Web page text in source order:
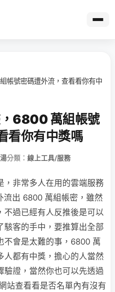
帳號密碼遭外流，查看看你有中
6800 萬組帳號
看你有中獎嗎
分類： 線上工具/服務
，非常多人在用的雲端服務
出 6800 萬組帳密，雖然
不過已經有人反推後是可以
駭客的手中，要推算出全部
不會是太難的事，6800 萬
人都有中獎，擔心的人當然
驗證，當然你也可以先透過
站查看看是否名單內有沒有